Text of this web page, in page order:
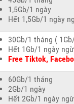
1,5Gb/1 ngày
Hết 1,5Gb/1 ngày
30Gb/1 tháng (
Hết 1Gb/1 ngày
Free Tiktok,
60Gb/1 tháng
2Gb/1 ngày
Hết 2Gb/1 ngày